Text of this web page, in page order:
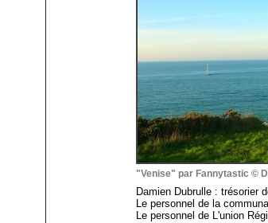
"Venise" par Fannytastic ©
Damien Dubrulle : trésorier
Le personnel de la
Le personnel de L'union